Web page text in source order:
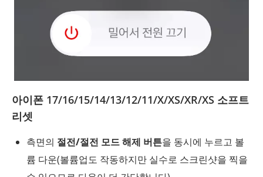
아이폰 17/16/15/14/13/12/11/X/XS/XR/XS 소프트
리셋
측면의 절전/절전 모드 해제 버튼을 동시에 누르고 볼
륨 다운(볼륨업도 작동하지만 실수로 스크린샷을 찍을